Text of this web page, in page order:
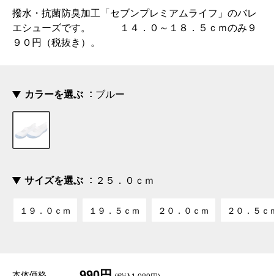
撥水・抗菌防臭加工「セブンプレミアムライフ」のバレ
エシューズです。 １４．０～１８．５ｃｍのみ９
９０円（税抜き）。
カラーを選ぶ ブルー
サイズを選ぶ ２５．０ｃｍ
１９．０ｃｍ １９．５ｃｍ ２０．０ｃｍ ２０．５ｃ